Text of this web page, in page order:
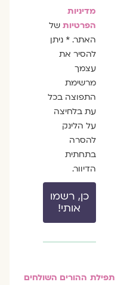
מדיניות
הפרטיותשל
האתר. * ניתן
להסיר את
עצמך
מרשימת
התפוצה בכל
עת בלחיצה
על הלינק
להסרה
בתחתית
הדיוור.
כן, רשמו
אותי!
תפילת ההורים השולחים